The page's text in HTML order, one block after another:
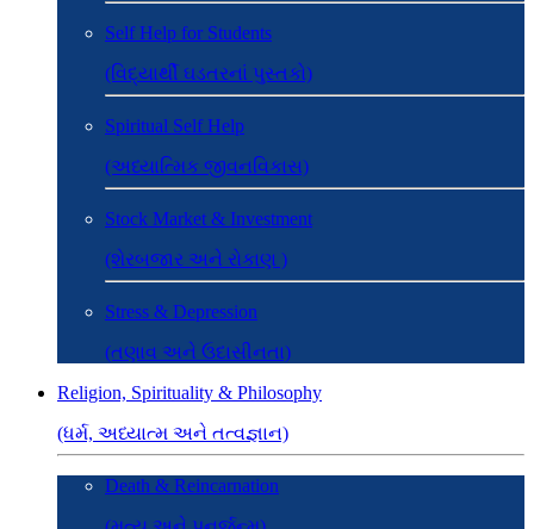
Self Help for Students
(વિદ્યાર્થી ઘડતરનાં પુસ્તકો)
Spiritual Self Help
(અધ્યાત્મિક જીવનવિકાસ)
Stock Market & Investment
(શેરબજાર અને રોકાણ )
Stress & Depression
(તણાવ અને ઉદાસીનતા)
Religion, Spirituality & Philosophy
(ધર્મ, અધ્યાત્મ અને તત્વજ્ઞાન)
Death & Reincarnation